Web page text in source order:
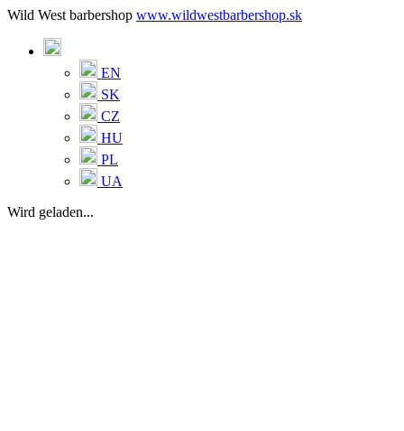
Wild West barbershop www.wildwestbarbershop.sk
EN
SK
CZ
HU
PL
UA
Wird geladen...